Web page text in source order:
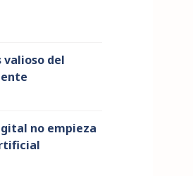
valioso del
no empieza